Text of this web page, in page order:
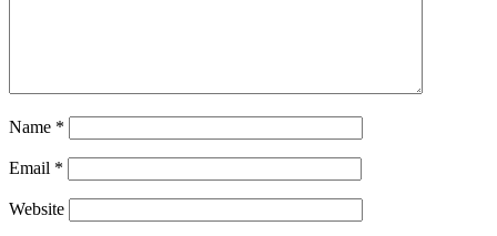
Name *
Email *
Website